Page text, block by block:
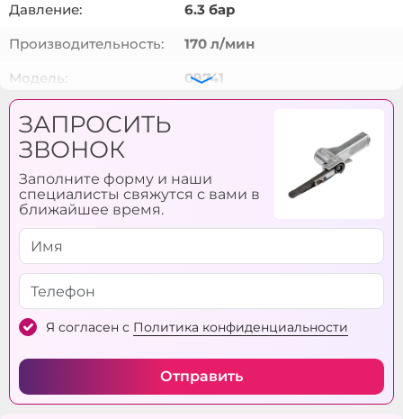
Давление:
6.3 бар
Производительность:
170 л/мин
Модель:
09741
Размеры (L x W x H x
Ø):
холостом ходу:
ЗАПРОСИТЬ
ЗВОНОК
Заполните форму и наши
специалисты свяжутся с вами в
ближайшее время.
Я согласен с Политика конфиденциальности
Отправить